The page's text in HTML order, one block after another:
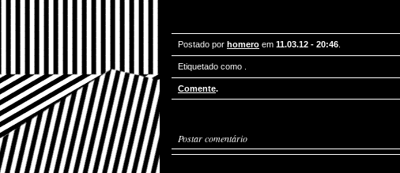
Postado por homero em 11.03.12 - 20:46
Etiquetado como
Comente.
Postar comentário